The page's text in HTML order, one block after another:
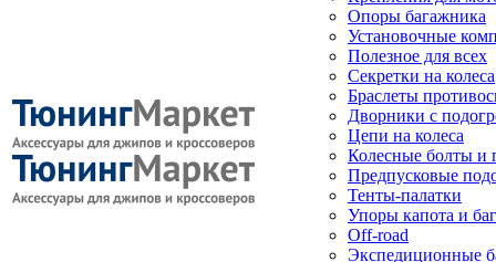
Опоры багажника
Установочные
Полезное для всех
Секретки на колеса
Браслеты
Дворники с
Цепи на колеса
Колесные болты и
Предпусковые
Тенты-палатки
Упоры капота и
Off-road
Экспедиционные